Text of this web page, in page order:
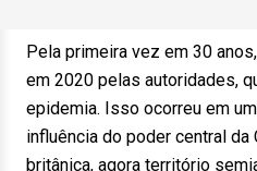
Pela primeira vez em 30
em 2020 pelas autoridades,
epidemia. Isso ocorreu em
influência do poder central da
britânica, agora território